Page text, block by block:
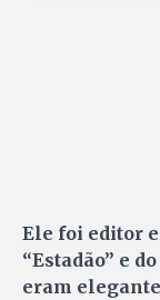
Ele foi editor
“Estadão” e
eram